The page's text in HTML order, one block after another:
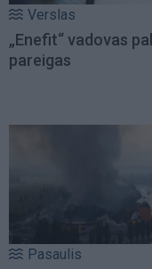
Verslas
„Enefit“ vadovas
pareigas
Pasaulis